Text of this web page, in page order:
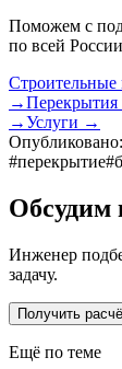
Поможем с
по всей
Строительные
→
→Услуги →
Опубликовано:
#перекрытие#
Обсудим
Инженер
задачу.
Получить
Ещё по теме